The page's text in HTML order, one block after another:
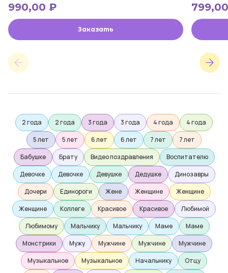
990,00 ₽
Заказать
2 года 2 года 3 года 3 года 4 года
4 года
5 лет
5 лет 6 лет 6 лет 7 лет
7 лет
Бабушке
Брату Видео поздравления
Воспитателю
Девочке
Девочке Девушке Дедушке
Динозавры
Дочери
Единороги Жене Женщине
Женщине
Женщине
Коллеге Красивое Красивое
Любимой
Любимому
Мальчику Мальчику Маме
Маме
Монстрики
Мужу Мужчине Мужчине
Мужчине
Музыкальное
Музыкальное Начальнику
Отцу